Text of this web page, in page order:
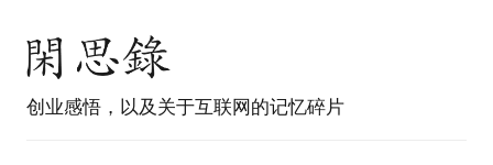
创业感悟，以及关于互联网的记忆碎片